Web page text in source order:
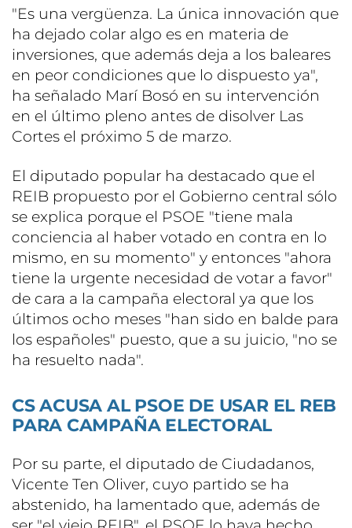
"Es una vergüenza. La única innovación que
ha dejado colar algo es en materia de
inversiones, que además deja a los baleares
en peor condiciones que lo dispuesto ya",
ha señalado Marí Bosó en su intervención
en el último pleno antes de disolver Las
Cortes el próximo 5 de marzo.
El diputado popular ha destacado que el
REIB propuesto por el Gobierno central sólo
se explica porque el PSOE "tiene mala
conciencia al haber votado en contra en lo
mismo, en su momento" y entonces "ahora
tiene la urgente necesidad de votar a favor"
de cara a la campaña electoral ya que los
últimos ocho meses "han sido en balde para
los españoles" puesto, que a su juicio, "no se
ha resuelto nada".
CS ACUSA AL PSOE DE USAR EL REB
PARA CAMPAÑA ELECTORAL
Por su parte, el diputado de Ciudadanos,
Vicente Ten Oliver, cuyo partido se ha
abstenido, ha lamentado que, además de